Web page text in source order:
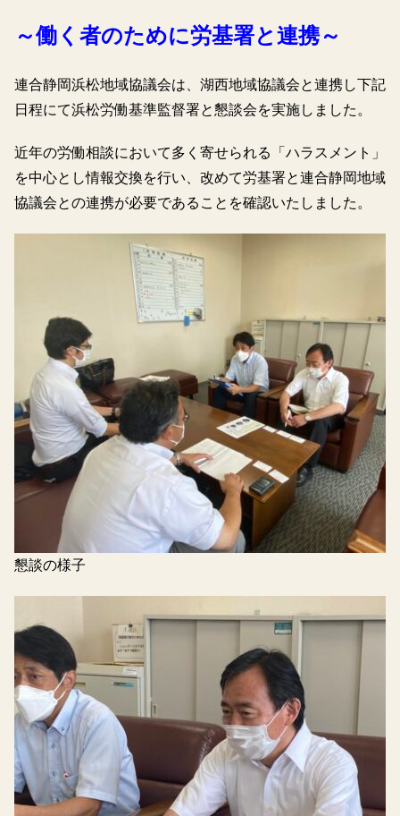
～働く者のために労基署と連携～
連合静岡浜松地域協議会は、湖西地域協議会と連携し下記
日程にて浜松労働基準監督署と懇談会を実施しました。
近年の労働相談において多く寄せられる「ハラスメント」
を中心とし情報交換を行い、改めて労基署と連合静岡地域
協議会との連携が必要であることを確認いたしました。
懇談の様子